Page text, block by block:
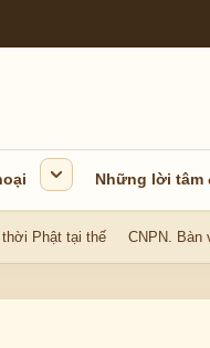
Những lời tâm
Phật tại thế CNPN. Bàn